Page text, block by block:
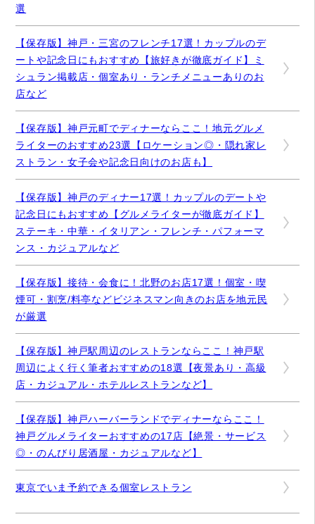
選
【保存版】神戸・三宮のフレンチ17選！カップルのデ
ートや記念日にもおすすめ【旅好きが徹底ガイド】ミ
シュラン掲載店・個室あり・ランチメニューありのお
店など
【保存版】神戸元町でディナーならここ！地元グルメ
ライターのおすすめ23選【ロケーション◎・隠れ家レ
ストラン・女子会や記念日向けのお店も】
【保存版】神戸のディナー17選！カップルのデートや
記念日にもおすすめ【グルメライターが徹底ガイド】
ステーキ・中華・イタリアン・フレンチ・パフォーマ
ンス・カジュアルなど
【保存版】接待・会食に！北野のお店17選！個室・喫
煙可・割烹/料亭などビジネスマン向きのお店を地元民
が厳選
【保存版】神戸駅周辺のレストランならここ！神戸駅
周辺によく行く筆者おすすめの18選【夜景あり・高級
店・カジュアル・ホテルレストランなど】
【保存版】神戸ハーバーランドでディナーならここ！
神戸グルメライターおすすめの17店【絶景・サービス
◎・のんびり居酒屋・カジュアルなど】
東京でいま予約できる個室レストラン